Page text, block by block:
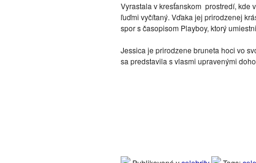
Vyrastala v kresťanskom prostredí, kde
ľuďmi vyčítaný. Vďaka jej prirodzenej
spor s časopisom Playboy, ktorý
Jessica je prirodzene bruneta hoci vo
sa predstavila s vlasmi upravenými